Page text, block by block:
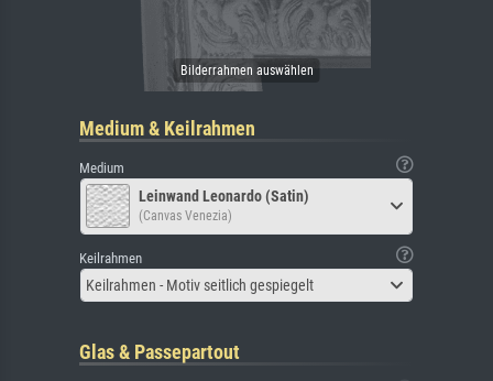
Medium & Keilrahmen
Medium
Leinwand Leonardo (Satin)
(Canvas Venezia)
Keilrahmen
Keilrahmen - Motiv seitlich gespiegelt
Glas & Passepartout